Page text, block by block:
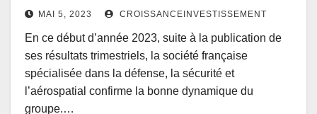
MAI 5, 2023 CROISSANCEINVESTISSEMENT
En ce début d’année 2023, suite à la publication de
ses résultats trimestriels, la société française
spécialisée dans la défense, la sécurité et
l’aérospatial confirme la bonne dynamique du
groupe.…